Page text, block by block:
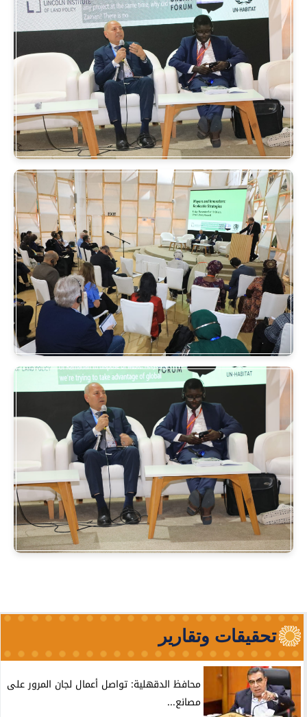
تحقيقات وتقارير
محافظ الدقهلية: تواصل أعمال لجان المرور على
مصانع...